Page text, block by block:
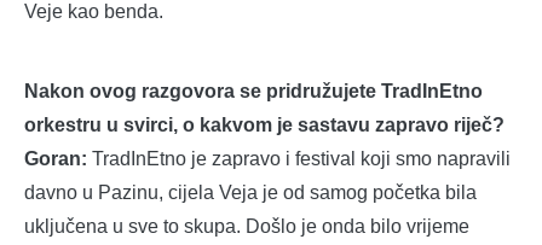
Veje kao benda.
Nakon ovog razgovora se pridružujete TradInEtno
orkestru u svirci, o kakvom je sastavu zapravo riječ?
Goran: TradInEtno je zapravo i festival koji smo napravili
davno u Pazinu, cijela Veja je od samog početka bila
uključena u sve to skupa. Došlo je onda bilo vrijeme